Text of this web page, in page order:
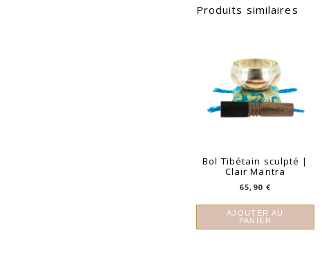
Produits similaires
Bol Tibétain sculpté |
Clair Mantra
65,90€
AJOUTER AU
PANIER